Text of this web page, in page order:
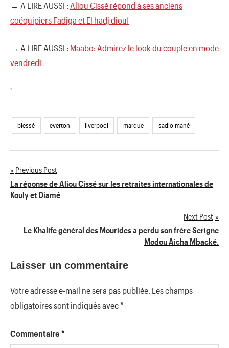
→ A LIRE AUSSI : Aliou Cissé répond à ses anciens
coéquipiers Fadiga et El hadj diouf
→ A LIRE AUSSI : Maabo: Admirez le look du couple en mode
vendredi
'
blessé everton liverpool marque sadio mané
Navigation
de
Previous Post
La réponse de Aliou Cissé sur les retraites internationales de
Kouly et Diamé
Next Post
Le Khalife général des Mourides a perdu son frère Serigne
Modou Aicha Mbacké.
Laisser un commentaire
Votre adresse e-mail ne sera pas publiée. Les champs
obligatoires sont indiqués avec*
Commentaire *